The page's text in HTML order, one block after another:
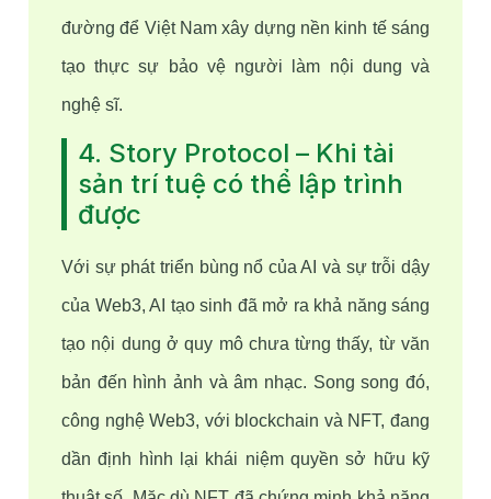
đường để Việt Nam xây dựng nền kinh tế sáng
tạo thực sự bảo vệ người làm nội dung và
nghệ sĩ.
4. Story Protocol – Khi tài
sản trí tuệ có thể lập trình
được
Với sự phát triển bùng nổ của AI và sự trỗi dậy
của Web3, AI tạo sinh đã mở ra khả năng sáng
tạo nội dung ở quy mô chưa từng thấy, từ văn
bản đến hình ảnh và âm nhạc. Song song đó,
công nghệ Web3, với blockchain và NFT, đang
dần định hình lại khái niệm quyền sở hữu kỹ